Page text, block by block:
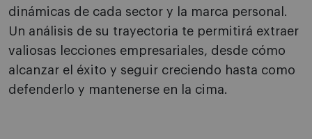
dinámicas de cada sector y la marca personal.
Un análisis de su trayectoria te permitirá extraer
valiosas lecciones empresariales, desde cómo
alcanzar el éxito y seguir creciendo hasta como
defenderlo y mantenerse en la cima.